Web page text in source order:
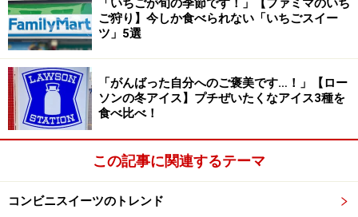
「いちごが旬の季節です！」【ファミマのいち
ご狩り】今しか食べられない「いちごスイー
ツ」5選
「がんばった自分へのご褒美です…！」【ロー
ソンの冬アイス】プチぜいたくなアイス3種を
食べ比べ！
この記事に関連するテーマ
コンビニスイーツのトレンド